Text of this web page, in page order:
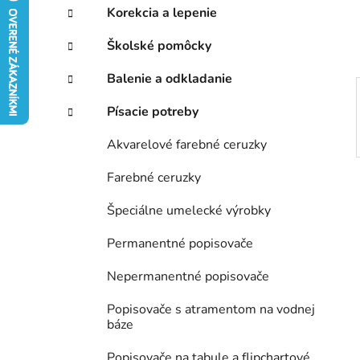
l
Korekcia a lepenie
Školské pomôcky
Balenie a odkladanie
Písacie potreby
Akvarelové farebné ceruzky
Farebné ceruzky
Špeciálne umelecké výrobky
Permanentné popisovače
Nepermanentné popisovače
Popisovače s atramentom na vodnej
báze